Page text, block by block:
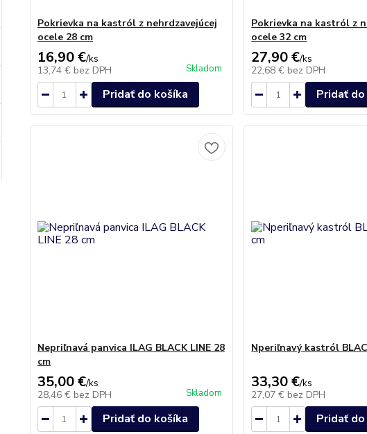
Pokrievka na kastról z nehrdzavejúcej
ocele 28 cm
16,90 €/ks
13,74 € bez DPH Skladom
Pridať do košíka
Pokrievka na kastról z
ocele 32 cm
27,90 €/ks
22,68 € bez DPH
Pridať
Nepriľnavá panvica ILAG BLACK LINE 28
cm
35,00 €/ks
28,46 € bez DPH Skladom
Pridať do košíka
Nperiľnavý kastról
33,30 €/ks
27,07 € bez DPH
Pridať